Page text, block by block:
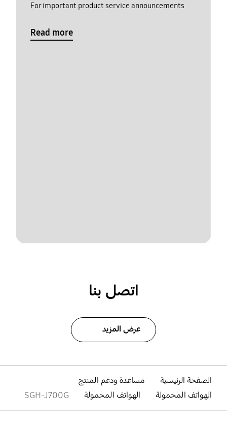
For important product service announcements
Read more
اتصل بنا
عرض المزيد
الصفحة الرئيسية
مساعدة ودعم المنتج
الهواتف المحمولة
الهواتف المحمولة SGH-J700G